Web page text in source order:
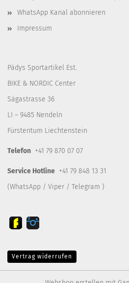
WhatsApp Kanal abonnieren
Impressum
Pädys Sportartikel Est.
BIKE & NORDIC Center
Sägastrasse 36
LI – 9485 Nendeln
Fürstentum Liechtenstein
Telefon +41 79 870 07 07
Service Hotline +41 79 848 13 31
(WhatsApp / Viper / Telegram )
Vertrag widerrufen